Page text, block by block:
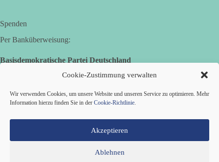
Cookie-Zustimmung verwalten
Wir verwenden Cookies, um unsere Website und unseren Service zu optimieren. Mehr
Information hierzu finden Sie in der Cookie-Richtlinie.
Akzeptieren
Ablehnen
Spenden
Per Banküberweisung:
Basisdemokratische Partei Deutschland
IBAN: DE16 6539 0120 0434 1370 06
BIC: GENODES1EBI